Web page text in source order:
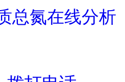
总氮在线分析